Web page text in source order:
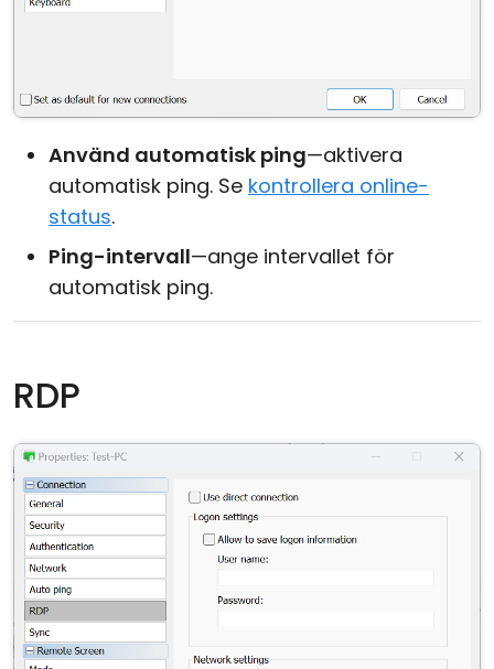
Använd automatisk ping—aktivera
automatisk ping. Se kontrollera online-
status.
Ping-intervall—ange intervallet för
automatisk ping.
RDP